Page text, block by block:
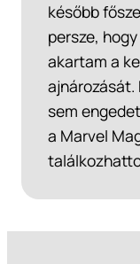
később
persze,
akartam a
ajnározását.
sem
a Marvel